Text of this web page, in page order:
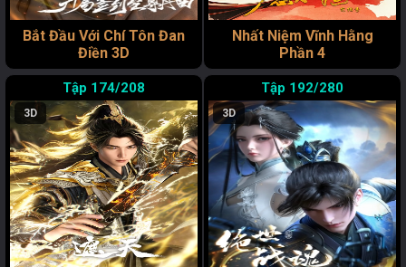
Bắt Đầu Với Chí Tôn Đan
Điền 3D
Nhất Niệm Vĩnh Hằng
Phần 4
174/208
3D
192/280
3D